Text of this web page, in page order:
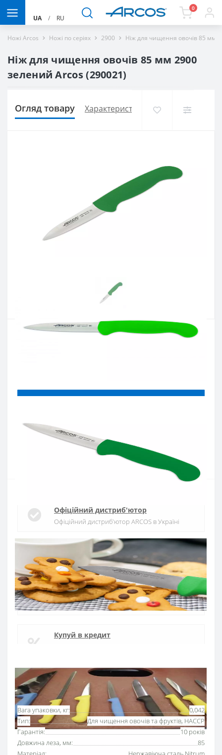
UA / RU
0
Ножі Arcos Ножі по серіях 2900 Ніж для чищення овочів 85 мм
Ніж для чищення овочів 85 мм 2900
зелений Arcos (290021)
Огляд товару Характеристики Доставка і
Артикул:290021
Купити в один клік
Введіть номер телефону і ми передзвонимо
Купити
Основні характеристики Всі характеристики
Вага упаковки, кг:
0,042
Тип:
Для чищення овочів та фруктів, HACCP
Гарантія:
10 років
Довжина леза, мм:
85
Офіційний дистриб'ютор
Офіційний дистриб'ютор ARCOS в Україні
Швидка доставка
Доставка протягом 1-3 днів по Україні
Гарантія якості
10 років гарантія на ножі
Купуй в кредит